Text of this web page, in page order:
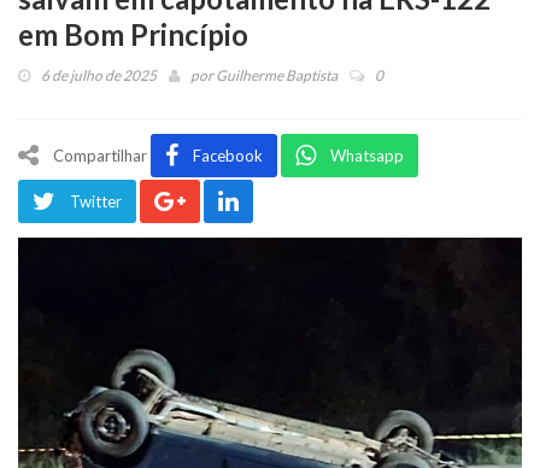
em Bom Princípio
6 de julho de 2025 porGuilherme Baptista 0
Compartilhar Facebook Whatsapp
Twitter